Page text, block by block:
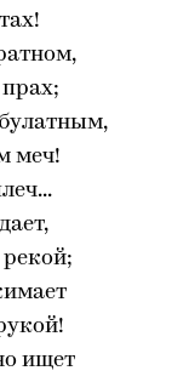
меч!
ищет